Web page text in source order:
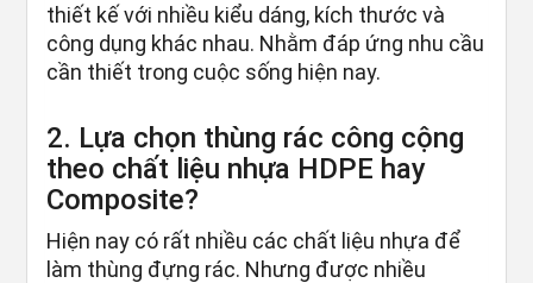
thiết kế với nhiều kiểu dáng, kích thước và
công dụng khác nhau. Nhằm đáp ứng nhu cầu
cần thiết trong cuộc sống hiện nay.
2. Lựa chọn thùng rác công cộng
theo chất liệu nhựa HDPE hay
Composite?
Hiện nay có rất nhiều các chất liệu nhựa để
làm thùng đựng rác. Nhưng được nhiều